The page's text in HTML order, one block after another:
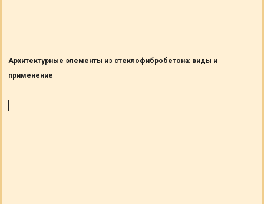
Архитектурные элементы из стеклофибробетона: виды и
применение